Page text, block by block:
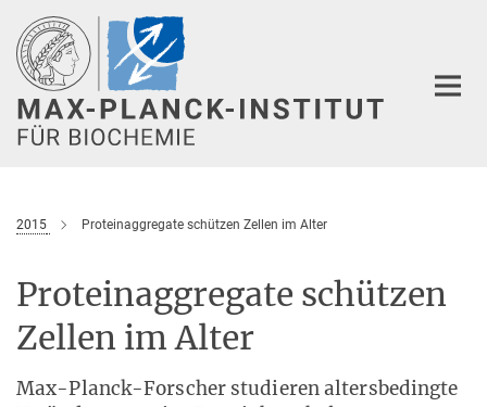
Hauptinhalt
2015 Proteinaggregate schützen Zellen im Alter
Proteinaggregate schützen
Zellen im Alter
Max-Planck-Forscher studieren altersbedingte